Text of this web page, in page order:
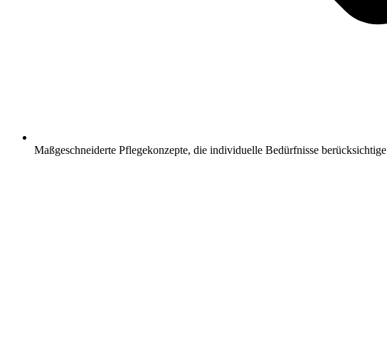
Maßgeschneiderte Pflegekonzepte, die individuelle Bedürfnisse berücksichtige